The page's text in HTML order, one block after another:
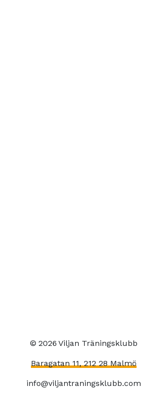
© 2026 Viljan Träningsklubb
Baragatan 11, 212 28 Malmö
info@viljantraningsklubb.com